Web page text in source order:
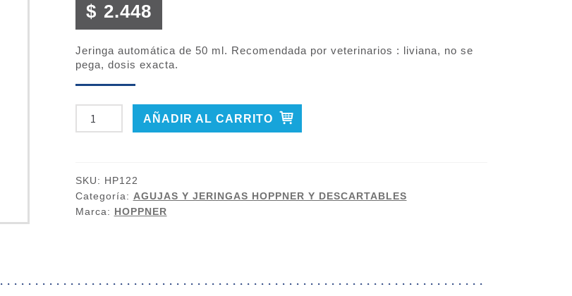
$ 2.448
Jeringa automática de 50 ml. Recomendada por veterinarios : liviana, no se
pega, dosis exacta.
JERINGA
TUBO
50
CC,
COWBOY
AÑADIR AL CARRITO
SKU: HP122
Categoría: AGUJAS Y JERINGAS HOPPNER Y DESCARTABLES
Marca: HOPPNER